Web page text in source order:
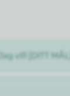
vill [DITT